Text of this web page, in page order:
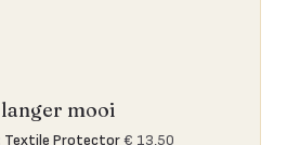
mooi
Textile Protector€ 13,50